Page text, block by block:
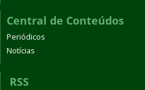
Central de Conteúdos
Periódicos
Notícias
RSS